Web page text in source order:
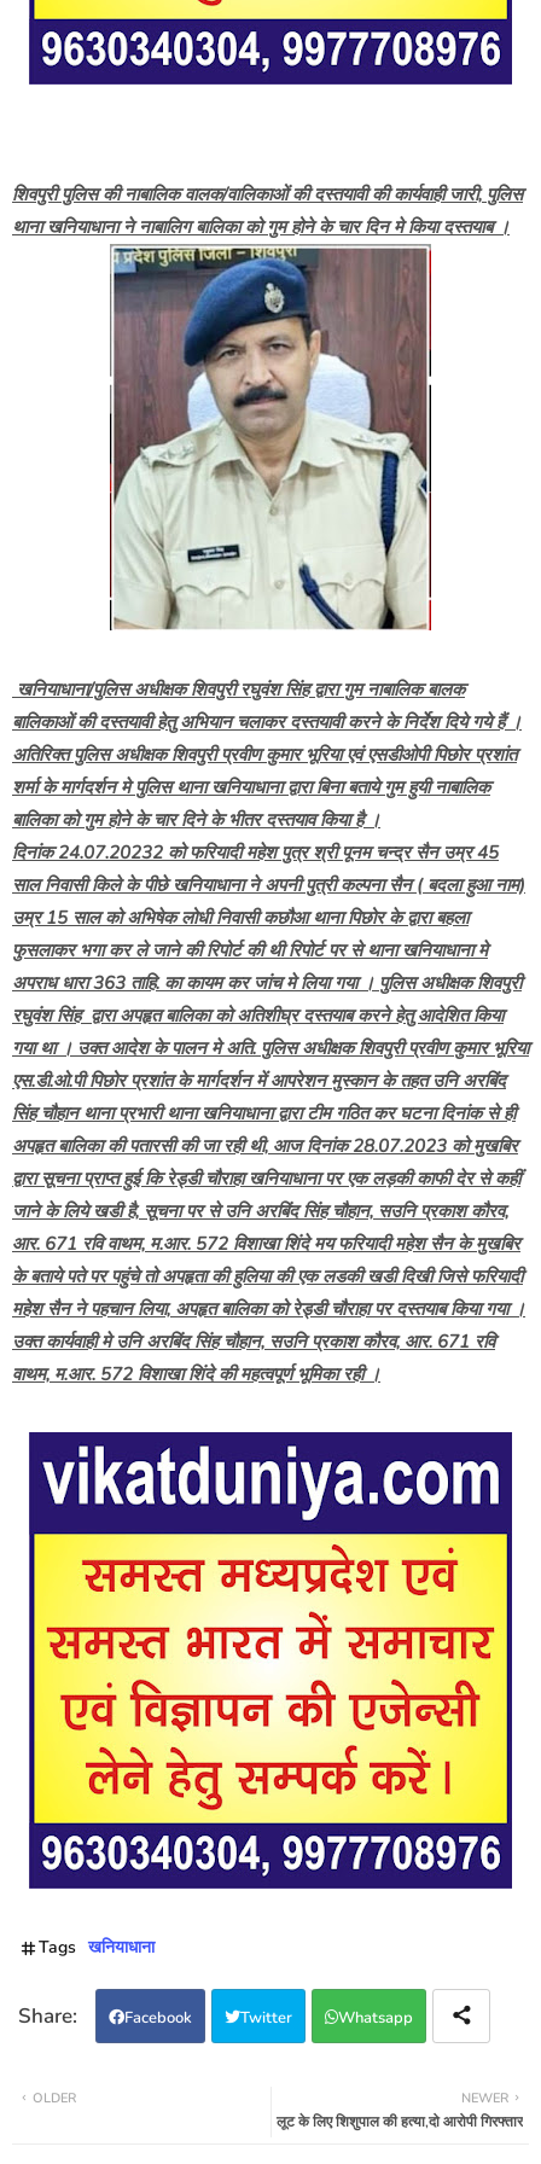
शिवपुरी पुलिस की नाबालिक वालक/वालिकाओं की दस्तयावी की कार्यवाही जारी, पुलिस
थाना खनियाधाना ने नाबालिग बालिका को गुम होने के चार दिन मे किया दस्तयाब ।
खनियाधाना/पुलिस अधीक्षक शिवपुरी रघुवंश सिंह द्वारा गुम नाबालिक बालक
बालिकाओं की दस्तयावी हेतु अभियान चलाकर दस्तयावी करने के निर्देश दिये गये हैं ।
अतिरिक्त पुलिस अधीक्षक शिवपुरी प्रवीण कुमार भूरिया एवं एसडीओपी पिछोर प्रशांत
शर्मा के मार्गदर्शन मे पुलिस थाना खनियाधाना द्वारा बिना बताये गुम हुयी नाबालिक
बालिका को गुम होने के चार दिने के भीतर दस्तयाव किया है ।
दिनांक 24.07.20232 को फरियादी महेश पुत्र श्री पूनम चन्द्र सैन उम्र 45
साल निवासी किले के पीछे खनियाधाना ने अपनी पुत्री कल्पना सैन ( बदला हुआ नाम)
उम्र 15 साल को अभिषेक लोधी निवासी कछौआ थाना पिछोर के द्वारा बहला
फुसलाकर भगा कर ले जाने की रिपोर्ट की थी रिपोर्ट पर से थाना खनियाधाना मे
अपराध धारा 363 ताहि. का कायम कर जांच मे लिया गया । पुलिस अधीक्षक शिवपुरी
रघुवंश सिंह द्वारा अपहृत बालिका को अतिशीघ्र दस्तयाब करने हेतु आदेशित किया
गया था । उक्त आदेश के पालन मे अति. पुलिस अधीक्षक शिवपुरी प्रवीण कुमार भूरिया
एस.डी.ओ.पी पिछोर प्रशांत के मार्गदर्शन में आपरेशन मुस्कान के तहत उनि अरबिंद
सिंह चौहान थाना प्रभारी थाना खनियाधाना द्वारा टीम गठित कर घटना दिनांक से ही
अपहृत बालिका की पतारसी की जा रही थी, आज दिनांक 28.07.2023 को मुखबिर
द्वारा सूचना प्राप्त हुई कि रेड्डी चौराहा खनियाधाना पर एक लड़की काफी देर से कहीं
जाने के लिये खडी है, सूचना पर से उनि अरबिंद सिंह चौहान, सउनि प्रकाश कौरव,
आर. 671 रवि वाथम, म.आर. 572 विशाखा शिंदे मय फरियादी महेश सैन के मुखबिर
के बताये पते पर पहुंचे तो अपहृता की हुलिया की एक लडकी खडी दिखी जिसे फरियादी
महेश सैन ने पहचान लिया, अपहृत बालिका को रेड्डी चौराहा पर दस्तयाब किया गया ।
उक्त कार्यवाही मे उनि अरबिंद सिंह चौहान, सउनि प्रकाश कौरव, आर. 671 रवि
वाथम, म.आर. 572 विशाखा शिंदे की महत्वपूर्ण भूमिका रही ।
Tags खनियाधाना
Facebook Twitter Whatsapp
NEWER
लूट के लिए शिशुपाल की हत्या,दो आरोपी गिरफ्तार
OLDER